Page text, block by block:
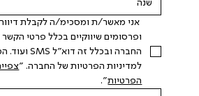
למדיניות הפרטיות של החברה. "
הפרטיות".